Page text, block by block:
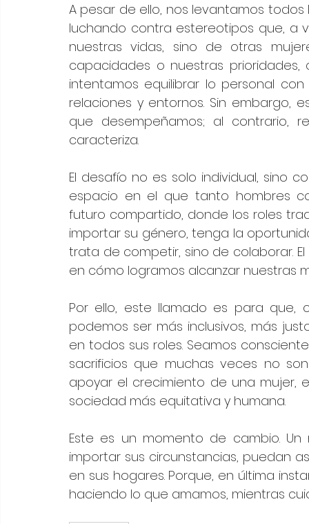
A pesar de ello, nos levantamos
luchando contra estereotipos que, a
nuestras vidas, sino de otras
capacidades o nuestras
intentamos equilibrar lo personal
relaciones y entornos. Sin embargo,
que desempeñamos; al contrario,
caracteriza.
El desafío no es solo individual, sino
espacio en el que tanto hombres
futuro compartido, donde los roles
importar su género, tenga la
trata de competir, sino de colaborar.
en cómo logramos alcanzar nuestras
Por ello, este llamado es para que,
podemos ser más inclusivos, más
en todos sus roles. Seamos
sacrificios que muchas veces no
apoyar el crecimiento de una mujer,
sociedad más equitativa y humana.
Este es un momento de cambio.
importar sus circunstancias, puedan
en sus hogares. Porque, en última
haciendo lo que amamos, mientras